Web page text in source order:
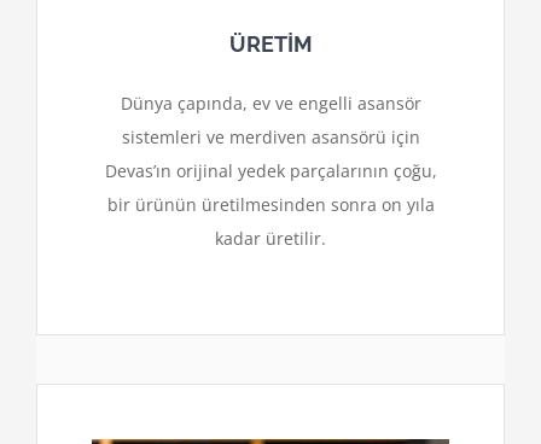
ÜRETİM
Dünya çapında, ev ve engelli asansör
sistemleri ve merdiven asansörü için
Devas’ın orijinal yedek parçalarının çoğu,
bir ürünün üretilmesinden sonra on yıla
kadar üretilir.